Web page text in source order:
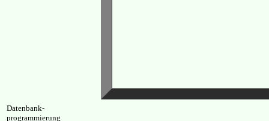
Datenbank-
programmierung